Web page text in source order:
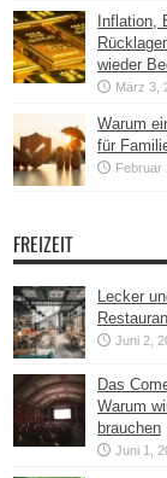
Inflation,
wieder
März 3,
Warum
für
Februar
FREIZEIT
Lecker
Juni 2,
Das
Warum
brauchen
Juni 1,